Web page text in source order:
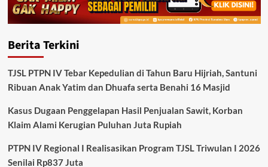
Berita Terkini
TJSL PTPN IV Tebar Kepedulian di Tahun Baru Hijriah, Santuni
Ribuan Anak Yatim dan Dhuafa serta Benahi 16 Masjid
Kasus Dugaan Penggelapan Hasil Penjualan Sawit, Korban
Klaim Alami Kerugian Puluhan Juta Rupiah
PTPN IV Regional I Realisasikan Program TJSL Triwulan I 2026
Senilai Rp837 Juta